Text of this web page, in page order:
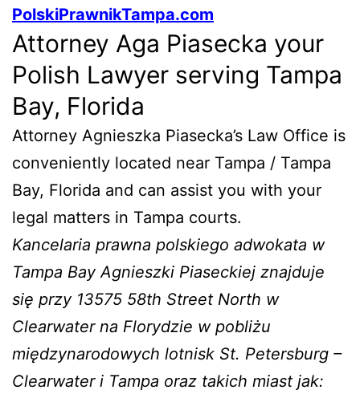
PolskiPrawnikTampa.com
Attorney Aga Piasecka your
Polish Lawyer serving Tampa
Bay, Florida
Attorney Agnieszka Piasecka’s Law Office is
conveniently located near Tampa / Tampa
Bay, Florida and can assist you with your
legal matters in Tampa courts.
Kancelaria prawna polskiego adwokata w
Tampa Bay Agnieszki Piaseckiej znajduje
się przy 13575 58th Street North w
Clearwater na Florydzie w pobliżu
międzynarodowych lotnisk St. Petersburg –
Clearwater i Tampa oraz takich miast jak: